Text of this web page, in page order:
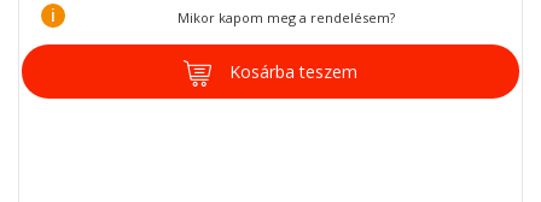
i Mikor kapom meg a rendelésem?
Kosárba teszem